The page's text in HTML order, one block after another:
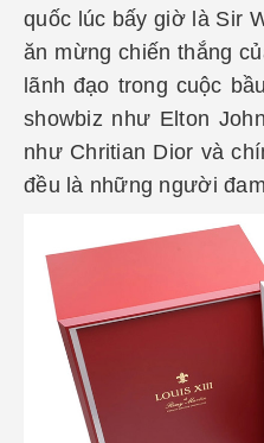
quốc lúc bấy giờ là Sir
ăn mừng chiến thắng
lãnh đạo trong cuộc
showbiz như Elton
như Chritian Dior và
đều là những người